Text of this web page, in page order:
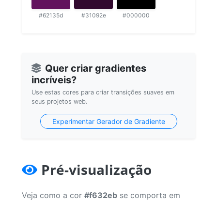
#62135d #31092e #000000
Quer criar gradientes
incríveis?
Use estas cores para criar transições suaves em
seus projetos web.
Experimentar Gerador de Gradiente
Pré-visualização
Veja como a cor #f632eb se comporta em